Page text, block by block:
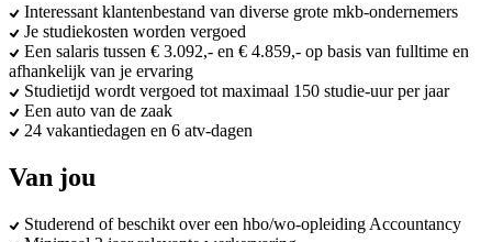
Interessant klantenbestand van diverse grote mkb-ondernemers
Je studiekosten worden vergoed
Een salaris tussen € 3.092,- en € 4.859,- op basis van fulltime en
afhankelijk van je ervaring
Studietijd wordt vergoed tot maximaal 150 studie-uur per jaar
Een auto van de zaak
24 vakantiedagen en 6 atv-dagen
Van jou
Studerend of beschikt over een hbo/wo-opleiding Accountancy